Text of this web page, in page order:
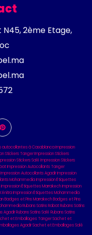
N45, 2ème Etage,
autocollantes à CasablancaImpression
Stickers TangerImpression Stickers
Stickers Salé Impression Stickers
Impression Autocollants Tanger
Impression Autocollants AgadirImpression
MohammediaImpression Étiquettes
Impression Étiquettes MarrakechImpression
Impression Étiquettes Mohammedia
Badges et Pins MarrakechBadges et Pins
Rubans Satins RabatRubans Satins
AgadirRubans Satins Salé Rubans Satins
et Emballages TangerSachet et
AgadirSachet et Emballages Salé